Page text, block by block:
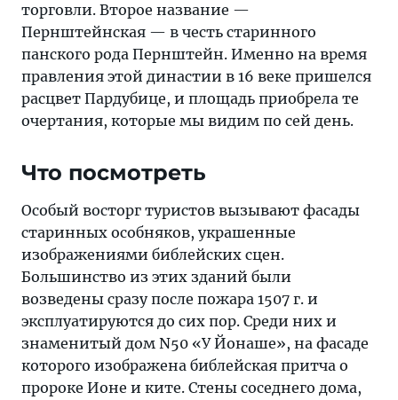
торговли. Второе название —
Пернштейнская — в честь старинного
панского рода Пернштейн. Именно на время
правления этой династии в 16 веке пришелся
расцвет Пардубице, и площадь приобрела те
очертания, которые мы видим по сей день.
Что посмотреть
Особый восторг туристов вызывают фасады
старинных особняков, украшенные
изображениями библейских сцен.
Большинство из этих зданий были
возведены сразу после пожара 1507 г. и
эксплуатируются до сих пор. Среди них и
знаменитый дом N50 «У Йонаше», на фасаде
которого изображена библейская притча о
пророке Ионе и ките. Стены соседнего дома,